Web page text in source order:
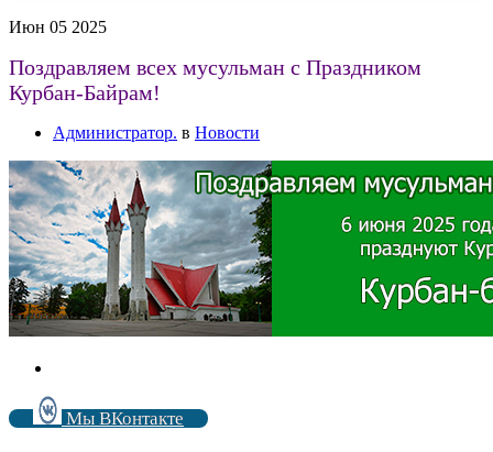
Июн 05 2025
Поздравляем всех мусульман с Праздником
Курбан-Байрам!
Администратор. в Новости
Мы ВКонтакте